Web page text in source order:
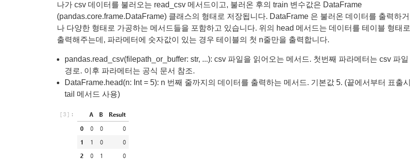
나가 csv 데이터를 불러오는 read_csv 메서드이고, 불러온 후의 train 변수값은 DataFrame
(pandas.core.frame.DataFrame) 클래스의 형태로 저장됩니다. DataFrame 은 불러온 데이터를 출력하거
나 다양한 형태로 가공하는 메서드들을 포함하고 있습니다. 위의 head 메서드는 데이터를 테이블 형태로
출력해주는데, 파라메터에 숫자값이 있는 경우 테이블의 첫 n줄만을 출력합니다.
pandas.read_csv(filepath_or_buffer: str, ...): csv 파일을 읽어오는 메서드. 첫번째 파라메터는 csv 파일
경로. 이후 파라메터는 공식 문서 참조.
DataFrame.head(n: Int = 5): n 번째 줄까지의 데이터를 출력하는 메서드. 기본값 5. (끝에서부터 표출시
tail 메서드 사용)